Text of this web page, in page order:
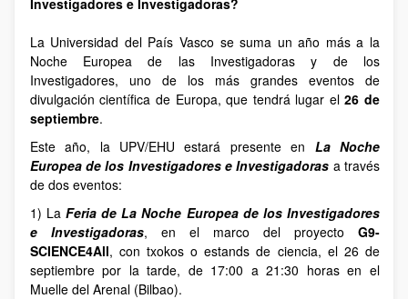
Investigadores e Investigadoras?
La Universidad del País Vasco se suma un año más a la
Noche Europea de las Investigadoras y de los
Investigadores, uno de los más grandes eventos de
divulgación científica de Europa, que tendrá lugar el26 de
septiembre.
Este año, la UPV/EHU estará presente en La Noche
Europea de los Investigadores e Investigadoras a través
de dos eventos:
1) LaFeria de La Noche Europea de los Investigadores
e Investigadoras, en el marco del proyectoG9-
SCIENCE4All, con txokos o estands de ciencia, el 26 de
septiembre por la tarde, de 17:00 a 21:30 horas en el
Muelle del Arenal (Bilbao).